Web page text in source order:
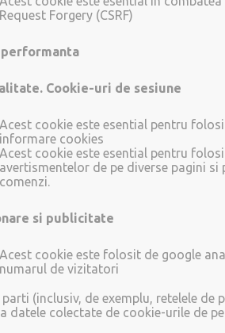
Request Forgery (CSRF)
Cookie-uri de sesiune
Acest cookie este esential pentru
informare cookies
Acest cookie este esential pentru
avertismentelor de pe diverse pagini si
comenzi.
si publicitate
Acest cookie este folosit de google
numarul de vizitatori
(inclusiv, de exemplu, retelele
datele colectate de cookie-urile de